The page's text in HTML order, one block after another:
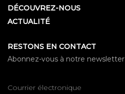
DÉCOUVREZ-NOUS
ACTUALITÉ
RESTONS EN CONTACT
Abonnez-vous à notre newsletter